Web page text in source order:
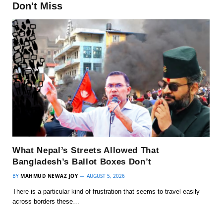
Don't Miss
What Nepal’s Streets Allowed That
Bangladesh’s Ballot Boxes Don’t
BY MAHMUD NEWAZ JOY AUGUST 5, 2026
There is a particular kind of frustration that seems to travel easily
across borders these…